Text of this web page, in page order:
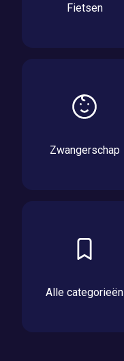
Fietsen
Zwangerschap
Alle categorieën